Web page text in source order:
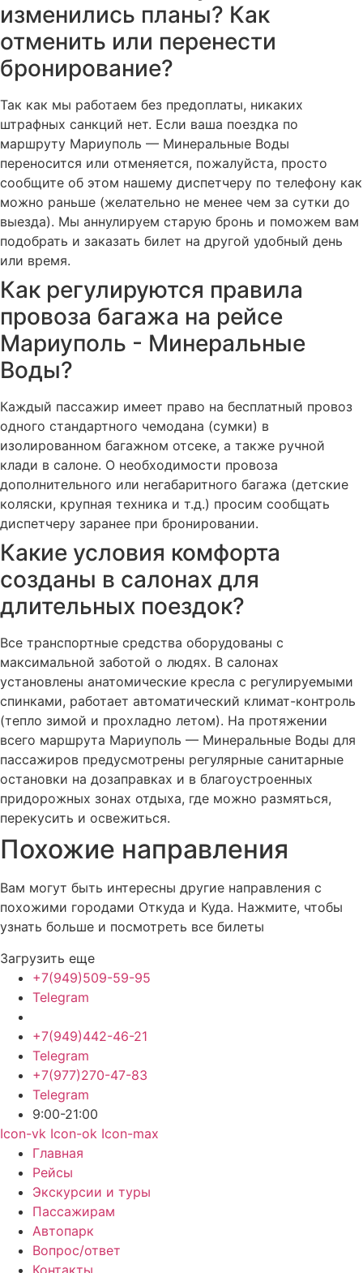
изменились планы? Как
отменить или перенести
бронирование?
Так как мы работаем без предоплаты, никаких
штрафных санкций нет. Если ваша поездка по
маршруту Мариуполь — Минеральные Воды
переносится или отменяется, пожалуйста, просто
сообщите об этом нашему диспетчеру по телефону как
можно раньше (желательно не менее чем за сутки до
выезда). Мы аннулируем старую бронь и поможем вам
подобрать и заказать билет на другой удобный день
или время.
Как регулируются правила
провоза багажа на рейсе
Мариуполь - Минеральные
Воды?
Каждый пассажир имеет право на бесплатный провоз
одного стандартного чемодана (сумки) в
изолированном багажном отсеке, а также ручной
клади в салоне. О необходимости провоза
дополнительного или негабаритного багажа (детские
коляски, крупная техника и т.д.) просим сообщать
диспетчеру заранее при бронировании.
Какие условия комфорта
созданы в салонах для
длительных поездок?
Все транспортные средства оборудованы с
максимальной заботой о людях. В салонах
установлены анатомические кресла с регулируемыми
спинками, работает автоматический климат-контроль
(тепло зимой и прохладно летом). На протяжении
всего маршрута Мариуполь — Минеральные Воды для
пассажиров предусмотрены регулярные санитарные
остановки на дозаправках и в благоустроенных
придорожных зонах отдыха, где можно размяться,
перекусить и освежиться.
Похожие направления
Вам могут быть интересны другие направления с
похожими городами Откуда и Куда. Нажмите, чтобы
узнать больше и посмотреть все билеты
Загрузить еще
+7(949)509-59-95
Telegram
+7(949)442-46-21
Telegram
+7(977)270-47-83
Telegram
9:00-21:00
Icon-vk Icon-ok Icon-max
Главная
Рейсы
Экскурсии и туры
Пассажирам
Автопарк
Вопрос/ответ
Контакты